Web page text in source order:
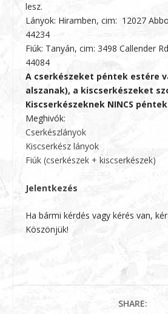
lesz.
Lányok: Hiramben, cim: 12027
44234
Fiúk: Tanyán, cim:3498 Callender
44084
A cserkészeket péntek estére
alszanak), a kiscserkészeket
Kiscserkészeknek NINCS
Meghivók:
Cserkészlányok
Kiscserkész lányok
Fiúk (cserkészek + kiscserkészek)
Jelentkezés
Ha bármi kérdés vagy kérés van,
Köszönjük!
SHARE: